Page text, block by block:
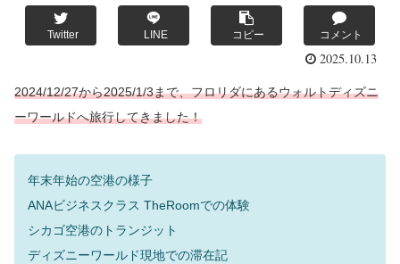
Twitter LINE コピー コメント
2025.10.13
2024/12/27から2025/1/3まで、フロリダにあるウォルトディズニ
ーワールドへ旅行してきました！
年末年始の空港の様子
ANAビジネスクラス TheRoomでの体験
シカゴ空港のトランジット
ディズニーワールド現地での滞在記